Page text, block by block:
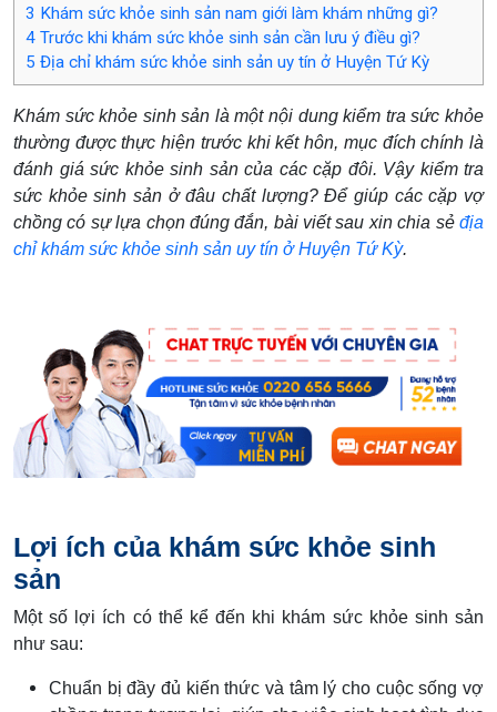
3 Khám sức khỏe sinh sản nam giới làm khám những gì?
4 Trước khi khám sức khỏe sinh sản cần lưu ý điều gì?
5 Địa chỉ khám sức khỏe sinh sản uy tín ở Huyện Tứ Kỳ
Khám sức khỏe sinh sản là một nội dung kiểm tra sức khỏe
thường được thực hiện trước khi kết hôn, mục đích chính là
đánh giá sức khỏe sinh sản của các cặp đôi. Vậy kiểm tra
sức khỏe sinh sản ở đâu chất lượng? Để giúp các cặp vợ
chồng có sự lựa chọn đúng đắn, bài viết sau xin chia sẻ địa
chỉ khám sức khỏe sinh sản uy tín ở Huyện Tứ Kỳ.
Lợi ích của khám sức khỏe sinh
sản
Một số lợi ích có thể kể đến khi khám sức khỏe sinh sản
như sau:
Chuẩn bị đầy đủ kiến thức và tâm lý cho cuộc sống vợ